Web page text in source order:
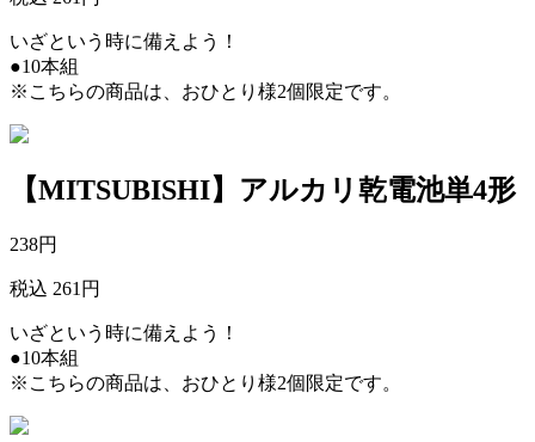
いざという時に備えよう！
●10本組
※こちらの商品は、おひとり様2個限定です。
【MITSUBISHI】アルカリ乾電池単4形
238円
税込 261円
いざという時に備えよう！
●10本組
※こちらの商品は、おひとり様2個限定です。